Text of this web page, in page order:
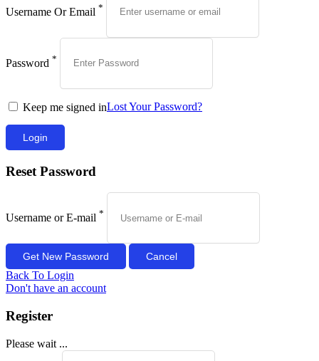
Username Or Email *
Password *
Keep me signed inLost Your Password?
Reset Password
Username or E-mail *
Back To Login
Don't have an account
Register
Please wait ...